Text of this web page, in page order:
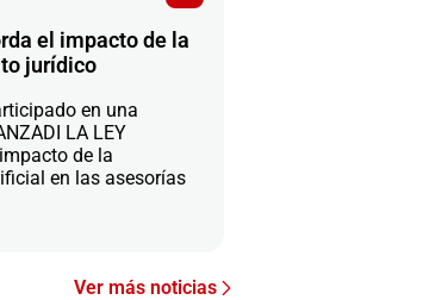
el impacto de la
jurídico
en una
LA LEY
de la
en las asesorías
Ver más noticias